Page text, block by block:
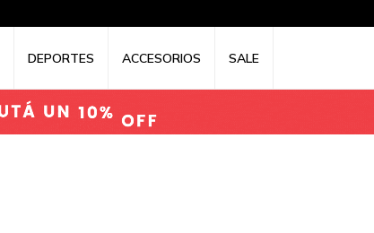
DEPORTES ACCESORIOS SALE